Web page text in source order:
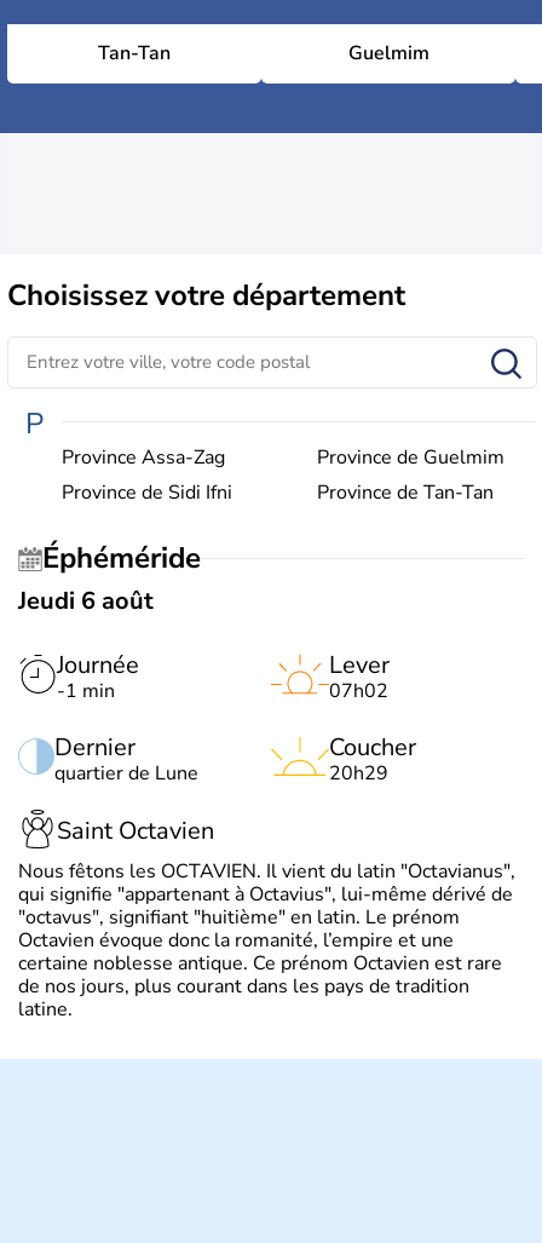
Tan-Tan Guelmim
Choisissezvotre département
P
Province Assa-Zag
Province de Guelmim
Province de Sidi Ifni
Province de Tan-Tan
Éphéméride
Jeudi 6 août
Journée
-1 min
Dernier
quartier de Lune
Lever
07h02
Coucher
20h29
Saint Octavien
Nous fêtons les OCTAVIEN. Il vient du latin "Octavianus",
qui signifie "appartenant à Octavius", lui-même dérivé de
"octavus", signifiant "huitième" en latin. Le prénom
Octavien évoque donc la romanité, l’empire et une
certaine noblesse antique. Ce prénom Octavien est rare
de nos jours, plus courant dans les pays de tradition
latine.